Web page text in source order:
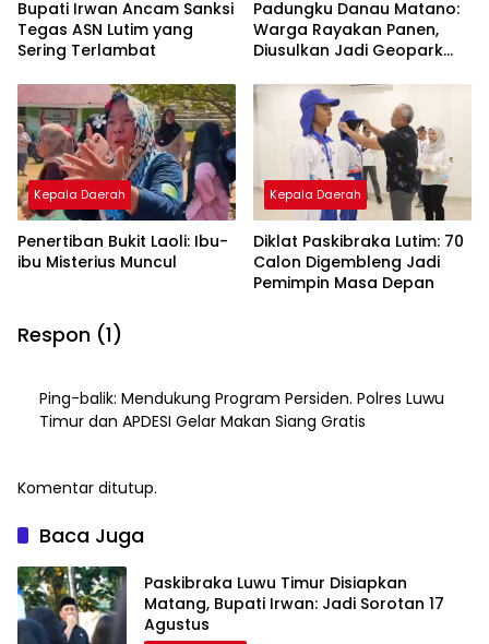
Bupati Irwan Ancam Sanksi
Tegas ASN Lutim yang
Sering Terlambat
Padungku Danau Matano:
Warga Rayakan Panen,
Diusulkan Jadi Geopark
Kepala Daerah
Penertiban Bukit Laoli: Ibu-
ibu Misterius Muncul
Kepala Daerah
Diklat Paskibraka Lutim: 70
Calon Digembleng Jadi
Pemimpin Masa Depan
Respon (1)
Ping-balik: Mendukung Program Persiden. Polres Luwu
Timur dan APDESI Gelar Makan Siang Gratis
Komentar ditutup.
Baca Juga
Paskibraka Luwu Timur Disiapkan
Matang, Bupati Irwan: Jadi Sorotan 17
Agustus